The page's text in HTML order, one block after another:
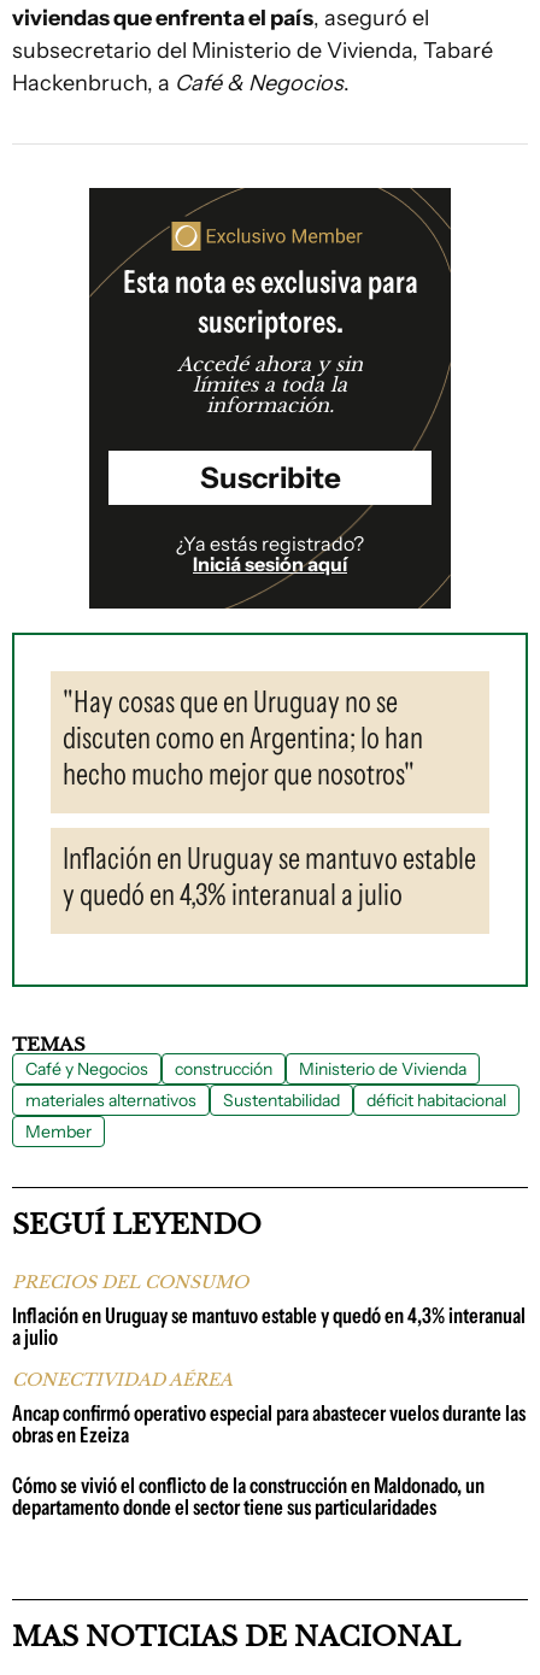
viviendas que enfrenta el país, aseguró el
subsecretario del Ministerio de Vivienda, Tabaré
Hackenbruch, a Café & Negocios.
Esta nota es exclusiva para
suscriptores.
Accedé ahora y sin
límites a toda la
información.
Suscribite
¿Ya estás registrado?
Iniciá sesión aquí
"Hay cosas que en Uruguay no se
discuten como en Argentina; lo han
hecho mucho mejor que nosotros"
Inflación en Uruguay se mantuvo estable
y quedó en 4,3% interanual a julio
TEMAS
Café y Negocios construcción
Ministerio de Vivienda
materiales alternativos
Sustentabilidad
déficit habitacional
Member
SEGUÍ LEYENDO
PRECIOS DEL CONSUMO
Inflación en Uruguay se mantuvo estable y quedó en 4,3% interanual
a julio
CONECTIVIDAD AÉREA
Ancap confirmó operativo especial para abastecer vuelos durante las
obras en Ezeiza
Cómo se vivió el conflicto de la construcción en Maldonado, un
departamento donde el sector tiene sus particularidades
MAS NOTICIAS DE NACIONAL